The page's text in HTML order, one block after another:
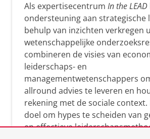
Als expertisecentrum In the LEAD
ondersteuning aan strategische
behulp van inzichten verkregen
wetenschappelijke
combineren de visies van
leiderschaps- en
managementwetenschappers
allround advies te leveren en
rekening met de sociale context.
doel om hypes te scheiden van
en effectieve